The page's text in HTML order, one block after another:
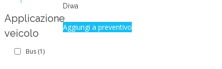
Diwa
Aggiungi a preventivo
Applicazione
veicolo
Bus (1)